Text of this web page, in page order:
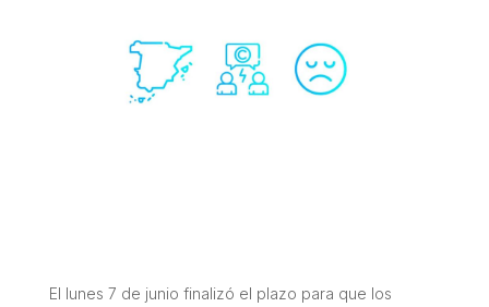
El lunes 7 de junio finalizó el plazo para que los